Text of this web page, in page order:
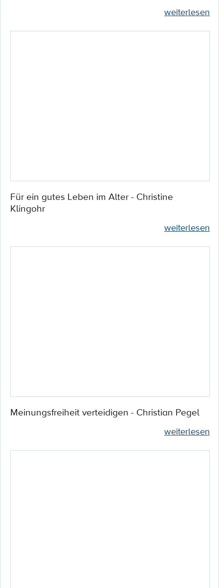
weiterlesen
Für ein gutes Leben im Alter - Christine
Klingohr
weiterlesen
Meinungsfreiheit verteidigen - Christian Pegel
weiterlesen